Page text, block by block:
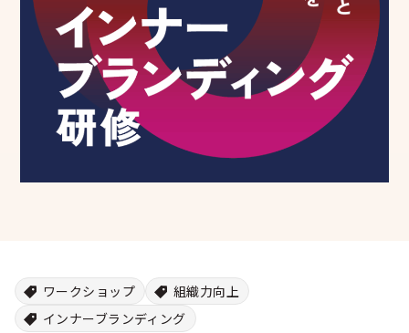
ワークショップ
組織力向上
インナーブランディング